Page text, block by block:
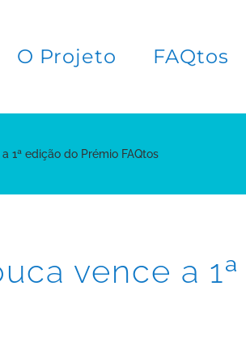
O Projeto FAQtos
1ª edição do Prémio FAQtos
vence a